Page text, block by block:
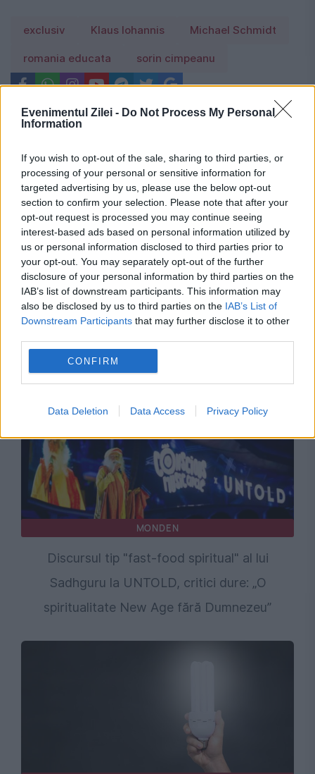
Evenimentul Zilei - Do Not Process My Personal
Information
If you wish to opt-out of the sale, sharing to third parties, or
processing of your personal or sensitive information for
targeted advertising by us, please use the below opt-out
section to confirm your selection. Please note that after your
opt-out request is processed you may continue seeing
interest-based ads based on personal information utilized by
us or personal information disclosed to third parties prior to
your opt-out. You may separately opt-out of the further
disclosure of your personal information by third parties on the
IAB’s list of downstream participants. This information may
also be disclosed by us to third parties on the IAB’s List of
Downstream Participants that may further disclose it to other
CONFIRM
Data Deletion Data Access Privacy Policy
exclusiv Klaus Iohannis Michael Schmidt
romania educata sorin cimpeanu
Recomandările noastre
MONDEN
Discursul tip "fast-food spiritual" al lui
Sadhguru la UNTOLD, critici dure: „O
spiritualitate New Age fără Dumnezeu”